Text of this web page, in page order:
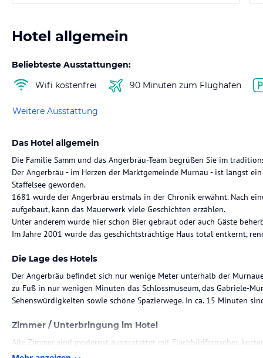
Hotel allgemein
Beliebteste Ausstattungen:
Wifi kostenfrei
90 Minuten zum Flughafen
Weitere Ausstattung
Das Hotel allgemein
Die Familie Samm und das Angerbräu-Team begrüßen Sie im
Der Angerbräu - im Herzen der Marktgemeinde Murnau - ist längst
Staffelsee geworden.
1681 wurde der Angerbräu erstmals in der Chronik erwähnt. Nach
aufgebaut, kann das Mauerwerk viele Geschichten erzählen.
Unter anderem wurde hier schon Bier gebraut oder auch Gäste
Im Jahre 2001 wurde das geschichtsträchtige Haus total entkernt,
Die Lage des Hotels
Der Angerbräu befindet sich nur wenige Meter unterhalb der
zu Fuß in nur wenigen Minuten das Schlossmuseum, das Gabriele-
Sehenswürdigkeiten sowie schöne Spazierwege. In ca. 15 Minuten
Zimmer / Unterbringung im Hotel
Alle Zimmer sind modernst ausgestattet mit Flachbildfernseher,
Dusche oder Badewanne.